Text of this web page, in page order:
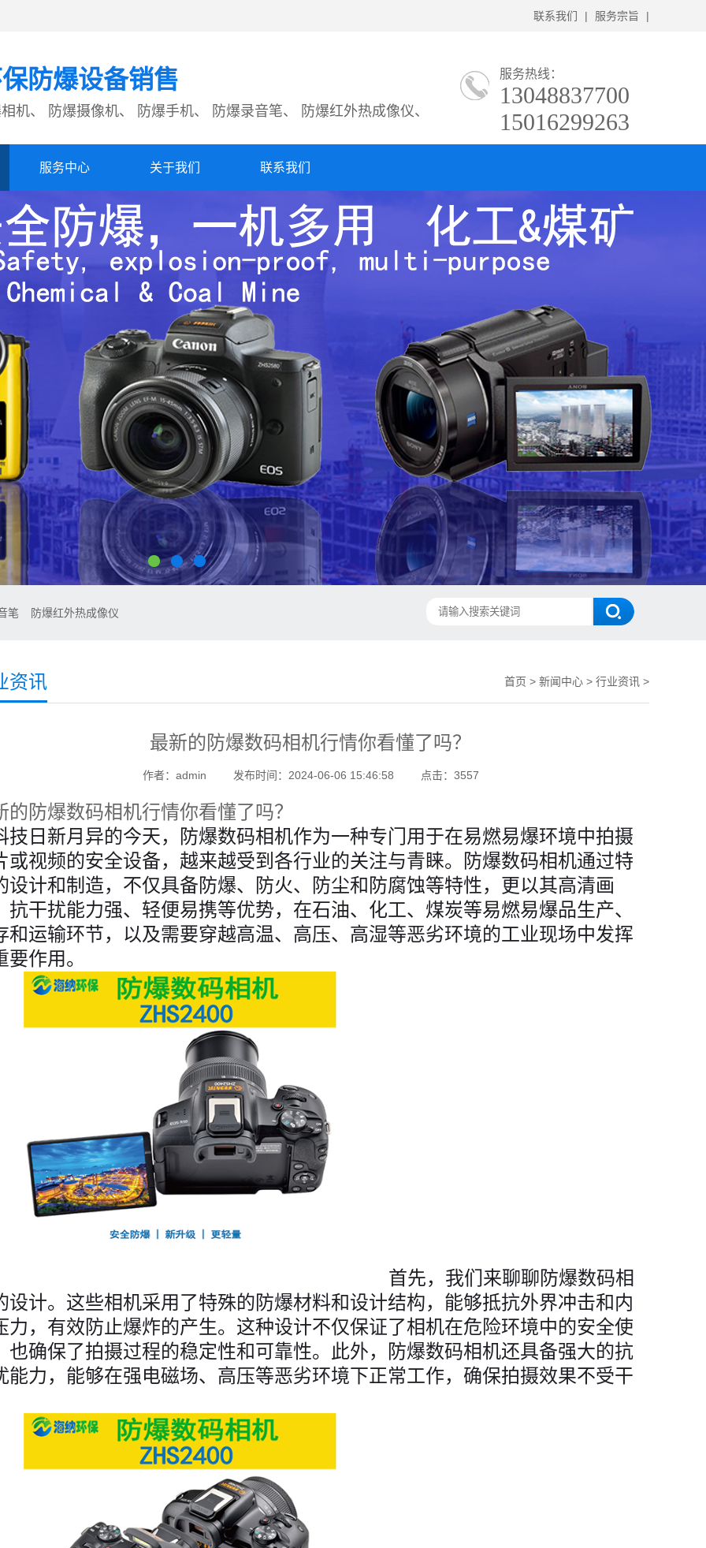
联系我们 | 服务宗旨 |
防爆设备销售
机、 防爆摄像机、 防爆手机、 防爆录音笔、 防爆红外热成像仪、
服务热线：
13048837700
15016299263
服务中心 关于我们 联系我们
笔 防爆红外热成像仪
资讯 首页 > 新闻中心 > 行业资讯 >
最新的防爆数码相机行情你看懂了吗？
作者：admin 发布时间：2024-06-06 15:46:58 点击：3557
的防爆数码相机行情你看懂了吗？
技日新月异的今天，防爆数码相机作为一种专门用于在易燃易爆环境中拍摄
或视频的安全设备，越来越受到各行业的关注与青睐。防爆数码相机通过特
设计和制造，不仅具备防爆、防火、防尘和防腐蚀等特性，更以其高清画
抗干扰能力强、轻便易携等优势，在石油、化工、煤炭等易燃易爆品生产、
和运输环节，以及需要穿越高温、高压、高湿等恶劣环境的工业现场中发挥
作用。
首先，我们来聊聊防爆数码相
设计。这些相机采用了特殊的防爆材料和设计结构，能够抵抗外界冲击和内
力，有效防止爆炸的产生。这种设计不仅保证了相机在危险环境中的安全使
也确保了拍摄过程的稳定性和可靠性。此外，防爆数码相机还具备强大的抗
能力，能够在强电磁场、高压等恶劣环境下正常工作，确保拍摄效果不受干